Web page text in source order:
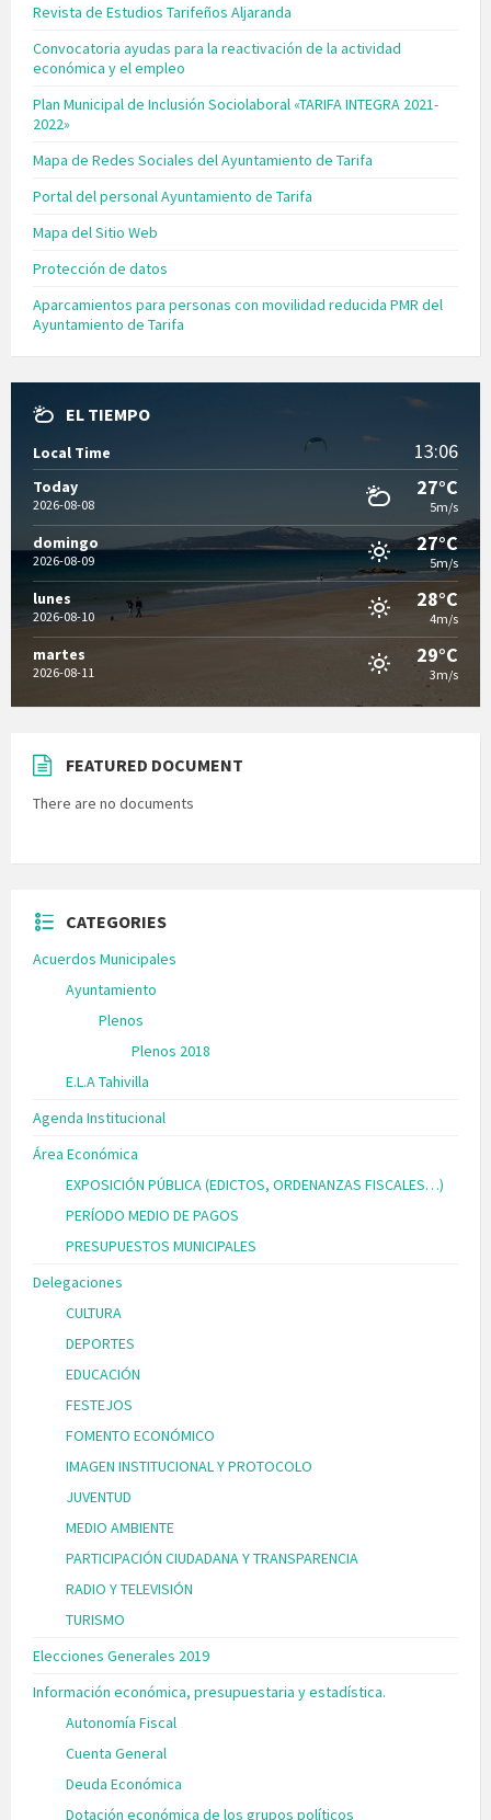
Revista de Estudios Tarifeños Aljaranda
Convocatoria ayudas para la reactivación de la actividad
económica y el empleo
Plan Municipal de Inclusión Sociolaboral «TARIFA INTEGRA 2021-
2022»
Mapa de Redes Sociales del Ayuntamiento de Tarifa
Portal del personal Ayuntamiento de Tarifa
Mapa del Sitio Web
Protección de datos
Aparcamientos para personas con movilidad reducida PMR del
Ayuntamiento de Tarifa
EL TIEMPO
Local Time 13:06
Today
2026-08-08
27°C
5m/s
domingo
2026-08-09
27°C
5m/s
lunes
2026-08-10
28°C
4m/s
martes
2026-08-11
29°C
3m/s
FEATURED DOCUMENT
There are no documents
CATEGORIES
Acuerdos Municipales
Ayuntamiento
Plenos
Plenos 2018
E.L.A Tahivilla
Agenda Institucional
Área Económica
EXPOSICIÓN PÚBLICA (EDICTOS, ORDENANZAS FISCALES…)
PERÍODO MEDIO DE PAGOS
PRESUPUESTOS MUNICIPALES
Delegaciones
CULTURA
DEPORTES
EDUCACIÓN
FESTEJOS
FOMENTO ECONÓMICO
IMAGEN INSTITUCIONAL Y PROTOCOLO
JUVENTUD
MEDIO AMBIENTE
PARTICIPACIÓN CIUDADANA Y TRANSPARENCIA
RADIO Y TELEVISIÓN
TURISMO
Elecciones Generales 2019
Información económica, presupuestaria y estadística.
Autonomía Fiscal
Cuenta General
Deuda Económica
Dotación económica de los grupos políticos